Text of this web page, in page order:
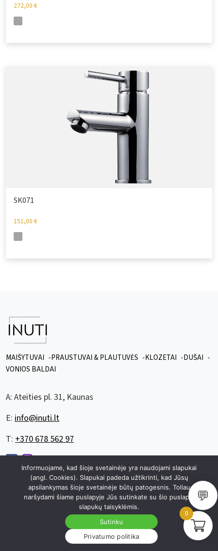
272,00 €
SK071
151,00 €
MAIŠYTUVAI PRAUSTUVAI & PLAUTUVĖS KLOZETAI
DUŠAI
VONIOS BALDAI
A: Ateities pl. 31, Kaunas
E: info@inuti.lt
T: +370 678 562 97
© 2026 visos teisės saugomos inuti.lt sukurta zuzuweb.lt
Slapukų politika
0
Informuojame, kad šioje svetainėje yra naudojami slapukai
(angl. Cookies). Slapukai padeda užtikrinti, kad Jūsų
apsilankymas šioje svetainėje būtų patogesnis. Toliau
naršydami šiame puslapyje Jūs sutinkate su šio puslapio
slapukų taisyklėmis.
Sutinku
Privatumo politika
💬